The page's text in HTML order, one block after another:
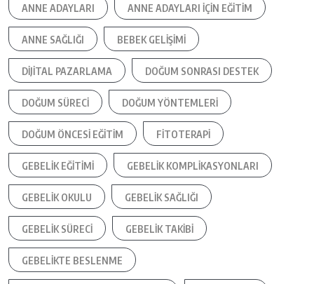
ANNE ADAYLARI ANNE ADAYLARI IÇIN EĞITIM
ANNE SAĞLIĞI BEBEK GELIŞIMI
DIJITAL PAZARLAMA DOĞUM SONRASI DESTEK
DOĞUM SÜRECI DOĞUM YÖNTEMLERI
DOĞUM ÖNCESI EĞITIM FITOTERAPI
GEBELIK EĞITIMI GEBELIK KOMPLIKASYONLARI
GEBELIK OKULU GEBELIK SAĞLIĞI
GEBELIK SÜRECI GEBELIK TAKIBI
GEBELIKTE BESLENME